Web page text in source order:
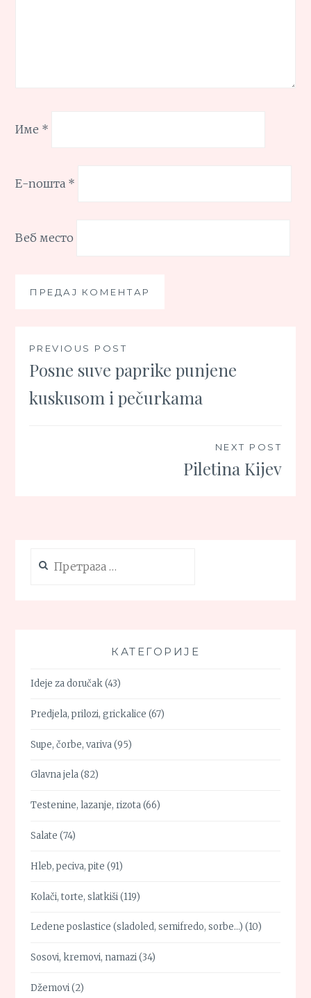
Име *
Е-пошта *
Веб место
Кретање
чланка
PREVIOUS POST
Posne suve paprike punjene
kuskusom i pečurkama
NEXT POST
Piletina Kijev
за:
КАТЕГОРИЈЕ
Ideje za doručak(43)
Predjela, prilozi, grickalice (67)
Supe, čorbe, variva(95)
Glavna jela(82)
Testenine, lazanje, rizota(66)
Salate (74)
Hleb, peciva, pite (91)
Kolači, torte, slatkiši(119)
Ledene poslastice (sladoled, semifredo, sorbe…) (10)
Sosovi, kremovi, namazi(34)
Džemovi(2)